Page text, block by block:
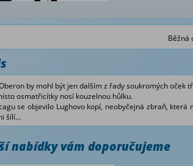
Běžná
by mohl být jen dalším z řady soukromých oček
osmatřicítky nosí kouzelnou hůlku.
se objevilo Lughovo kopí, neobyčejná zbraň,
šílí…
nabídky vám doporučujeme